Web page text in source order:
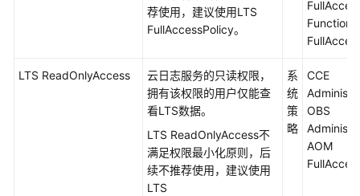
共
荐使用，建议使用LTS
FullAccessPolicy。
LTS ReadOnlyAccess
云日志服务的只读权限，
拥有该权限的用户仅能查
看LTS数据。
LTS ReadOnlyAccess不
满足权限最小化原则，后
续不推荐使用，建议使用
LTS
系
统
策
略
CCE
OBS
AOM